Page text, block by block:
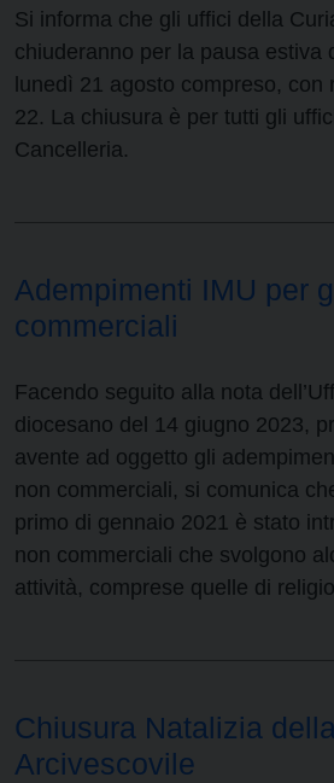
Si informa che gli uffici della
chiuderanno per la pausa estiva
lunedì 21 agosto compreso, con
22. La chiusura è per tutti gli
Cancelleria.
Adempimenti IMU per
commerciali
Facendo seguito alla nota
diocesano del 14 giugno 2023,
avente ad oggetto gli
non commerciali, si comunica
primo di gennaio 2021 è stato
non commerciali che svolgono
attività, comprese quelle di
Chiusura Natalizia
Arcivescovile